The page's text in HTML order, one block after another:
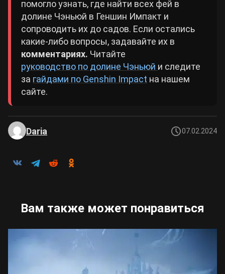
помогло узнать, где найти всех фей в
долине Чэньюй в Геншин Импакт и
сопроводить их до садов. Если остались
какие-либо вопросы, задавайте их в
комментариях. Читайте
руководство по долине Чэньюй и следите
за гайдами по Genshin Impact на нашем
сайте.
Daria 07.02.2024
Вам также может понравиться